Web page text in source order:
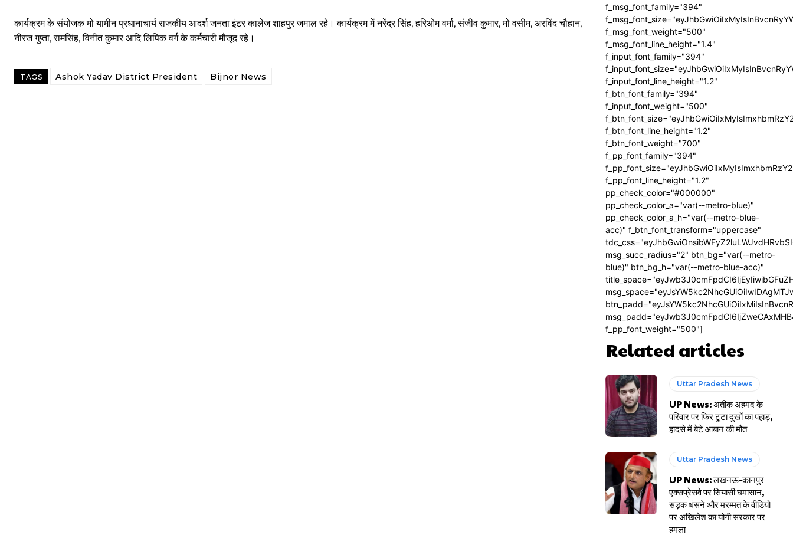
कार्यक्रम के संयोजक मो यामीन प्रधानाचार्य राजकीय आदर्श जनता इंटर कालेज शाहपुर जमाल रहे। कार्यक्रम में नरेंद्र सिंह, हरिओम वर्मा, संजीव कुमार, मो वसीम, अरविंद चौहान,
नीरज गुप्ता, रामसिंह, विनीत कुमार आदि लिपिक वर्ग के कर्मचारी मौजूद रहे।
TAGS Ashok Yadav District President Bijnor News
f_msg_font_family="394"
f_msg_font_weight="500"
f_msg_font_line_height="1.4"
f_input_font_family="394"
f_input_font_line_height="1.2"
f_btn_font_family="394"
f_input_font_weight="500"
f_btn_font_line_height="1.2"
f_btn_font_weight="700"
f_pp_font_family="394"
f_pp_font_line_height="1.2"
pp_check_color="#000000"
pp_check_color_a="var(--metro-blue)"
pp_check_color_a_h="var(--metro-blue-
acc)" f_btn_font_transform="uppercase"
msg_succ_radius="2" btn_bg="var(--metro-
blue)" btn_bg_h="var(--metro-blue-acc)"
f_pp_font_weight="500"]
Related articles
Uttar Pradesh News
UP News: अतीक अहमद के
परिवार पर फिर टूटा दुखों का पहाड़,
हादसे में बेटे आबान की मौत
Uttar Pradesh News
UP News: लखनऊ-कानपुर
एक्सप्रेसवे पर सियासी घमासान,
सड़क धंसने और मरम्मत के वीडियो
पर अखिलेश का योगी सरकार पर
हमला